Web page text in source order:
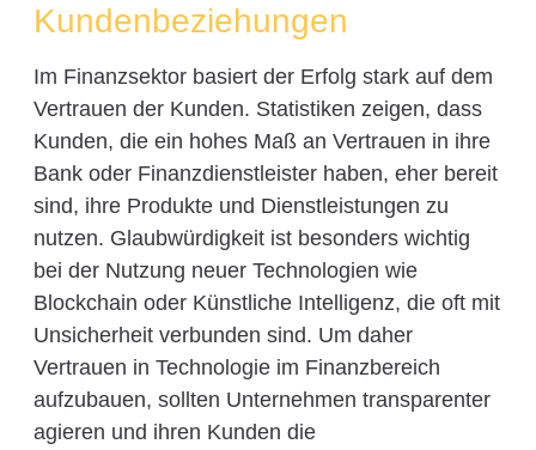
Kundenbeziehungen
Im Finanzsektor basiert der Erfolg stark auf dem
Vertrauen der Kunden. Statistiken zeigen, dass
Kunden, die ein hohes Maß an Vertrauen in ihre
Bank oder Finanzdienstleister haben, eher bereit
sind, ihre Produkte und Dienstleistungen zu
nutzen. Glaubwürdigkeit ist besonders wichtig
bei der Nutzung neuer Technologien wie
Blockchain oder Künstliche Intelligenz, die oft mit
Unsicherheit verbunden sind. Um daher
Vertrauen in Technologie im Finanzbereich
aufzubauen, sollten Unternehmen transparenter
agieren und ihren Kunden die